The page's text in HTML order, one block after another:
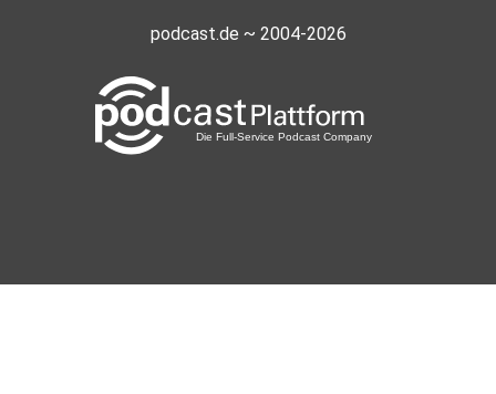
podcast.de ~ 2004-2026